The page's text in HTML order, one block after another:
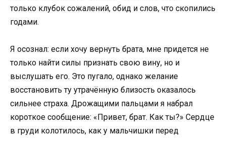
только клубок сожалений, обид и слов, что скопились
годами.
Я осознал: если хочу вернуть брата, мне придется не
только найти силы признать свою вину, но и
выслушать его. Это пугало, однако желание
восстановить ту утрачённую близость оказалось
сильнее страха. Дрожащими пальцами я набрал
короткое сообщение: «Привет, брат. Как ты?» Сердце
в груди колотилось, как у мальчишки перед